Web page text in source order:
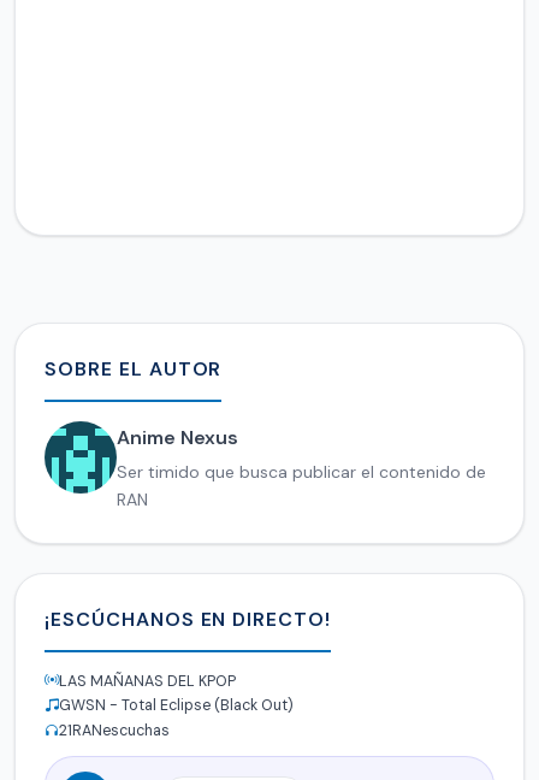
SOBRE EL AUTOR
Anime Nexus
Ser timido que busca publicar el contenido de
RAN
¡ESCÚCHANOS EN DIRECTO!
LAS MAÑANAS DEL KPOP
GWSN - Total Eclipse (Black Out)
21RANescuchas